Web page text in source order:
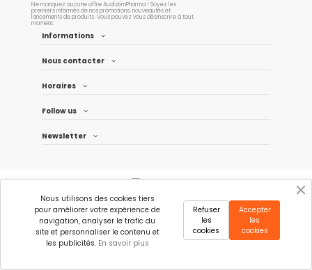
Ne manquez aucune offre AudistimPharma ! Soyez les
premiers informés de nos promotions, nouveautés et
lancements de produits. Vous pouvez vous désinscrire à tout
moment.
Informations
Nous contacter
Horaires
Follow us
Newsletter
Nous utilisons des cookies tiers
pour améliorer votre expérience de
navigation, analyser le trafic du
site et personnaliser le contenu et
les publicités. En savoir plus
Accepter
les
cookies
Refuser
les
cookies